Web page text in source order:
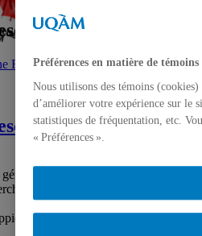
du Guatemala
Roy-Gregoire
du Guatemala
du dictateur Efrain Ríos
de la vérité
Préférences en matière de témoins
Nous utilisons des témoins
d’améliorer votre expérience sur le
statistiques de fréquentation, etc.
« Préférences ».